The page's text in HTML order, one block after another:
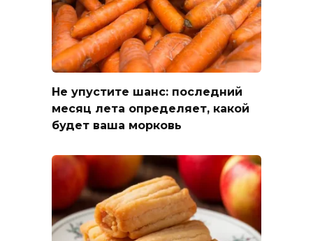
Не упустите шанс: последний
месяц лета определяет, какой
будет ваша морковь